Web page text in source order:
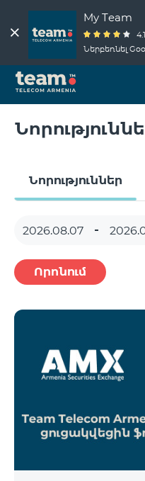
My Team
4.1
Ներբեռնել
Նորություններ
Որոնում